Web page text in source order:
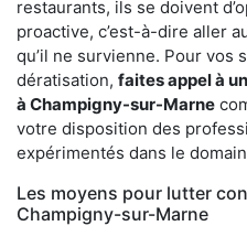
restaurants, ils se doivent
proactive, c’est-à-dire aller
qu’il ne survienne. Pour vos
dératisation, faites appel à
à Champigny-sur-Marne
votre disposition des
expérimentés dans le
Les moyens pour lutter
Champigny-sur-Marne